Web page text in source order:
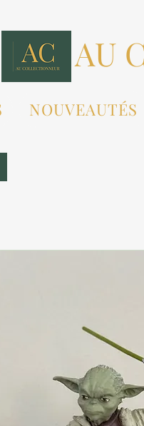
AU
NOUVEAUTÉS